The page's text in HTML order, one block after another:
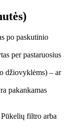
po paskutinio
per pastaruosius
džiovyklėms) – ar
pakankamas
Pūkelių filtro arba